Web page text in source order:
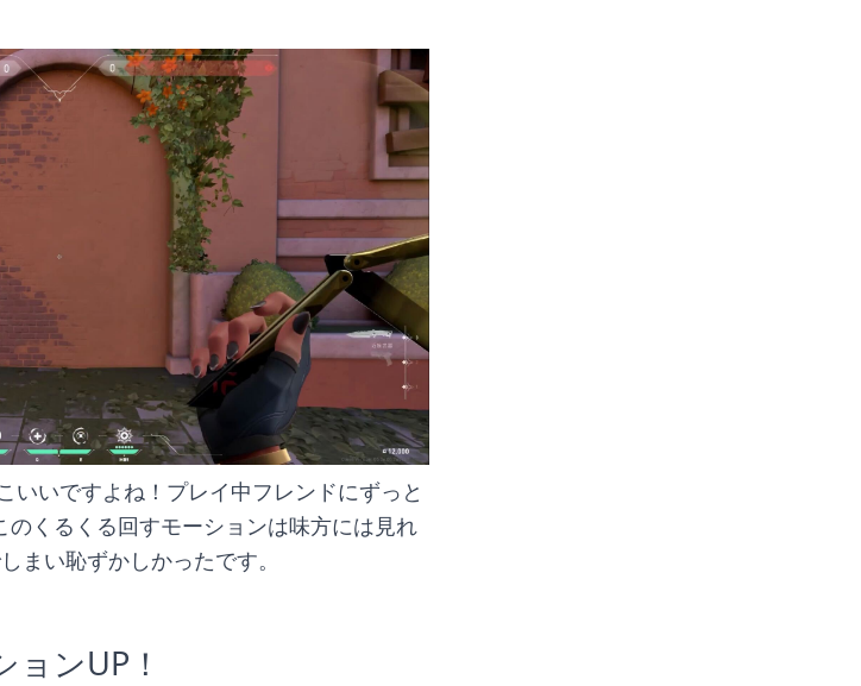
くるくる回すモーションは味方には見れ
まい恥ずかしかったです。
ンUP！